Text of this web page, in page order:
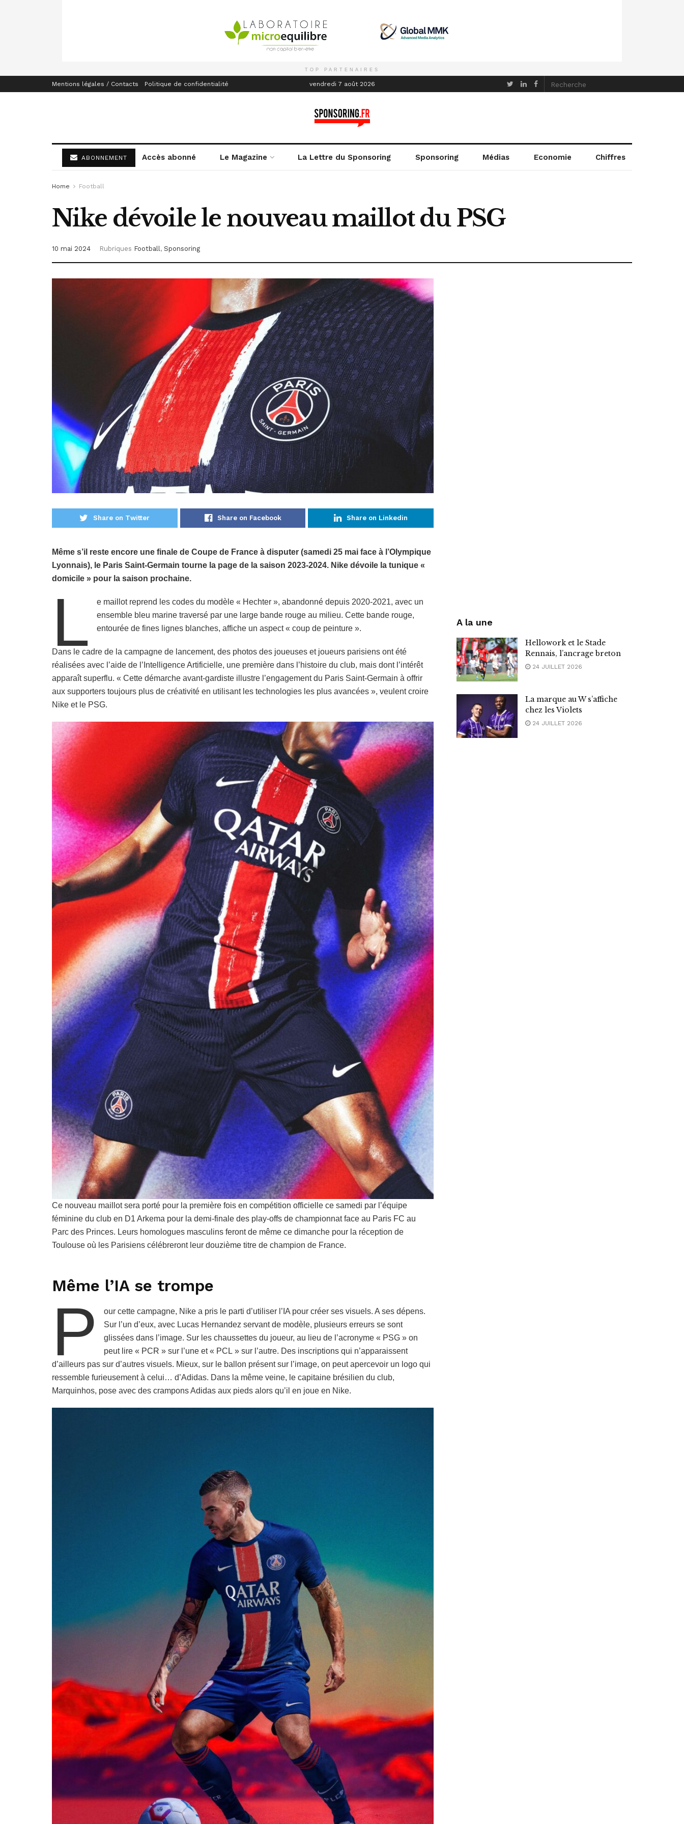
TOP PARTENAIRES
Mentions légales / Contacts Politique de confidentialité vendredi 7 août 2026
ABONNEMENT Accès abonné Le Magazine La Lettre du Sponsoring Sponsoring Médias Economie Chiffres
Home Football
Nike dévoile le nouveau maillot du PSG
10 mai 2024 Rubriques Football, Sponsoring
Share on Twitter Share on Facebook Share on Linkedin
Même s’il reste encore une finale de Coupe de France à disputer (samedi 25 mai face à l’Olympique
Lyonnais), le Paris Saint-Germain tourne la page de la saison 2023-2024. Nike dévoile la tunique «
domicile » pour la saison prochaine.
L
e maillot reprend les codes du modèle « Hechter », abandonné depuis 2020-2021, avec un
ensemble bleu marine traversé par une large bande rouge au milieu. Cette bande rouge,
entourée de fines lignes blanches, affiche un aspect « coup de peinture ».
Dans le cadre de la campagne de lancement, des photos des joueuses et joueurs parisiens ont été
réalisées avec l’aide de l’Intelligence Artificielle, une première dans l’histoire du club, mais dont l’intérêt
apparaît superflu. « Cette démarche avant-gardiste illustre l’engagement du Paris Saint-Germain à offrir
aux supporters toujours plus de créativité en utilisant les technologies les plus avancées », veulent croire
Nike et le PSG.
Ce nouveau maillot sera porté pour la première fois en compétition officielle ce samedi par l’équipe
féminine du club en D1 Arkema pour la demi-finale des play-offs de championnat face au Paris FC au
Parc des Princes. Leurs homologues masculins feront de même ce dimanche pour la réception de
Toulouse où les Parisiens célébreront leur douzième titre de champion de France.
Même l’IA se trompe
P
our cette campagne, Nike a pris le parti d’utiliser l’IA pour créer ses visuels. A ses dépens.
Sur l’un d’eux, avec Lucas Hernandez servant de modèle, plusieurs erreurs se sont
glissées dans l’image. Sur les chaussettes du joueur, au lieu de l’acronyme « PSG » on
peut lire « PCR » sur l’une et « PCL » sur l’autre. Des inscriptions qui n’apparaissent
d’ailleurs pas sur d’autres visuels. Mieux, sur le ballon présent sur l’image, on peut apercevoir un logo qui
ressemble furieusement à celui… d’Adidas. Dans la même veine, le capitaine brésilien du club,
Marquinhos, pose avec des crampons Adidas aux pieds alors qu’il en joue en Nike.
A la une
Hellowork et le Stade
Rennais, l’ancrage breton
24 JUILLET 2026
La marque au W s’affiche
chez les Violets
24 JUILLET 2026